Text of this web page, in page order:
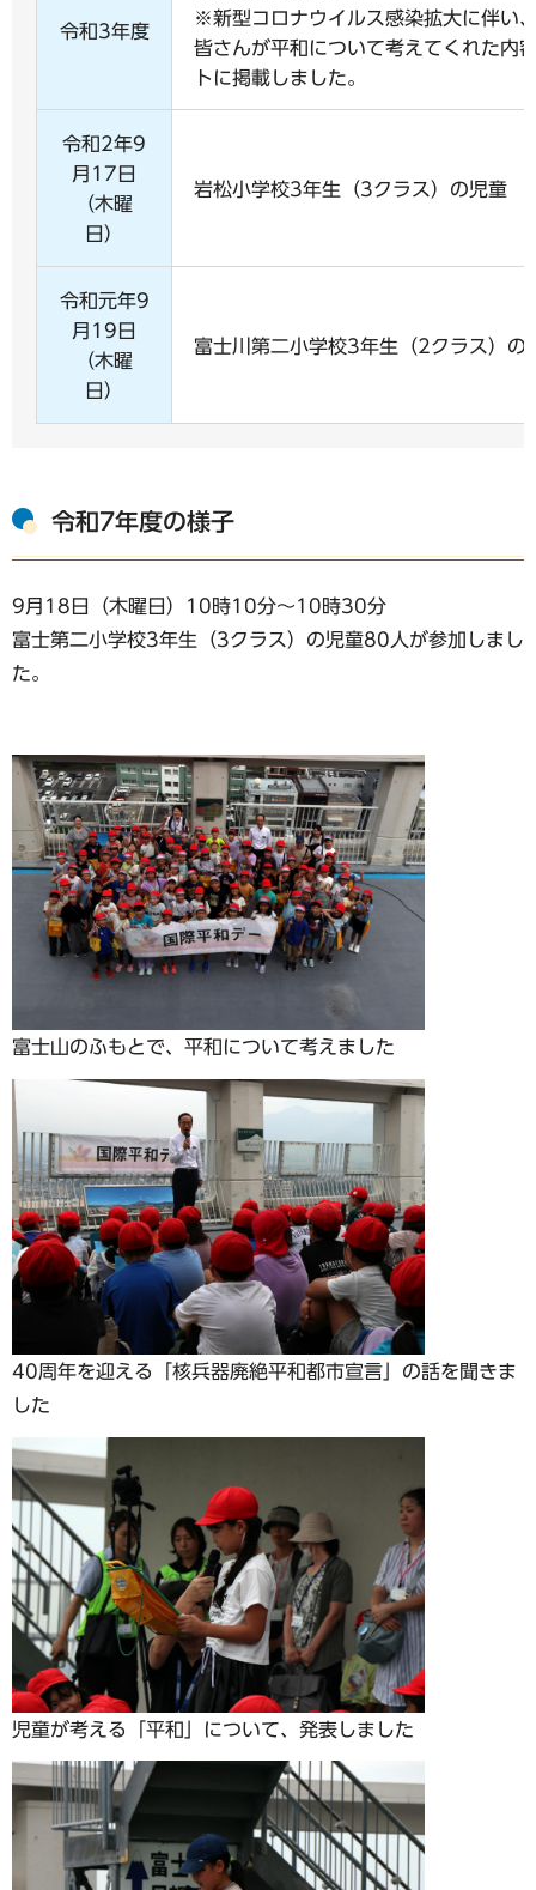
令和3年度
※新型コロナウイルス感染拡大に伴い
皆さんが平和について考えてくれた内
トに掲載しました。
令和2年9
月17日
（木曜
日）
岩松小学校3年生（3クラス）の児童
令和元年9
月19日
（木曜
日）
富士川第二小学校3年生（2クラス）の
令和7年度の様子
9月18日（木曜日）10時10分～10時30分
富士第二小学校3年生（3クラス）の児童80人が参加しまし
た。
富士山のふもとで、平和について考えました
40周年を迎える「核兵器廃絶平和都市宣言」の話を聞きま
した
児童が考える「平和」について、発表しました